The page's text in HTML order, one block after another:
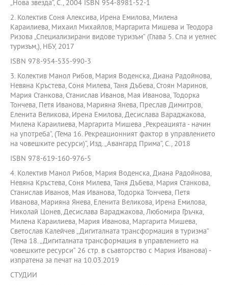
„Нова звезда“, С., 2004 ISBN 954-8981-52-1
2. Колектив Соня Алексива, Ирена Емилова, Милена
Караилиева, Михаил Михайлов, Маргарита Мишева и Теодора
Ризова „Специализирани видове туризъм“ (Глава 5. Спа и уелнес
туризъм,), НБУ, 2017
ISBN 978-954-535-990-3
3. Колектив Манол Рибов, Мария Воденска, Диана Радойнова,
Невяна Кръстева, Соня Милева, Таня Дъбева, Стоян Маринов,
Мария Станкова, Станислав Иванов, Мая Иванова, Тодорка
Тончева, Петя Иванова, Марияна Янева, Преслав Димитров,
Еленита Великова, Ирена Емилова, Десислава Вараджакова,
Милена Караилиева, Маргарита Мишева „Рекреацията - начин
на употреба“, (Тема 16. Рекреационният фактор в управлението
на човешките ресурси)“, Изд. „Авангард Прима“, С., 2018
ISBN 978-619-160-976-5
4. Колектив Манол Рибов, Мария Воденска, Диана Радойнова,
Невяна Кръстева, Соня Милева, Таня Дъбева, Мария Станкова,
Станислав Иванов, Мая Иванова, Тодорка Тончева, Петя
Иванова, Марияна Янева, Еленита Великова, Ирена Емилова,
Николай Цонев, Десислава Вараджакова, Любомира Гръчка,
Милена Караилиева, Мария Иванова, Маргарита Мишева,
Светослав Калейчев „Дигиталната трансформация в туризма“
(Тема 18. „Дигиталната трансформация в управлението на
човешките ресурси“ 26 стр. в съавторство с Мария Иванова) -
изпратена за печат на 10.03.2019
СТУДИИ